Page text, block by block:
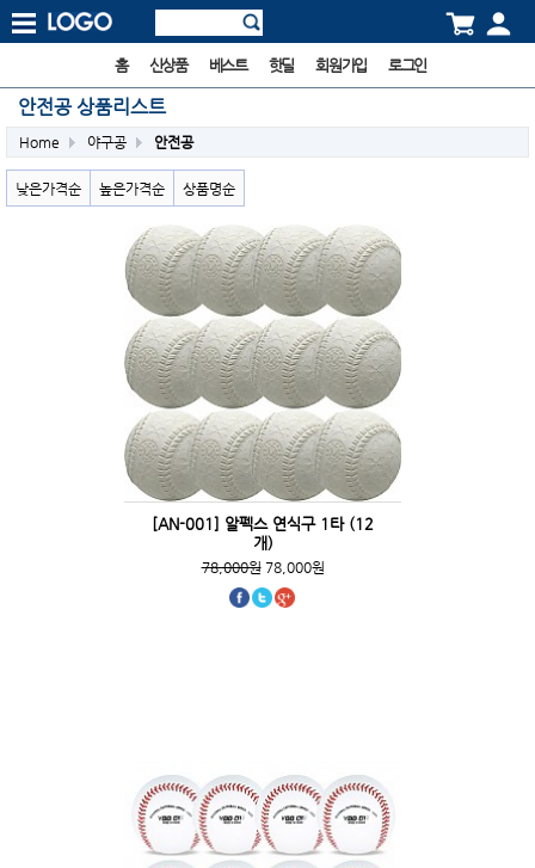
홈 신상품 베스트 핫딜 회원가입 로그인
안전공 상품리스트
Home 야구공 안전공
낮은가격순 높은가격순 상품명순
[AN-001] 알펙스 연식구 1타 (12
개)
78,000원78,000원